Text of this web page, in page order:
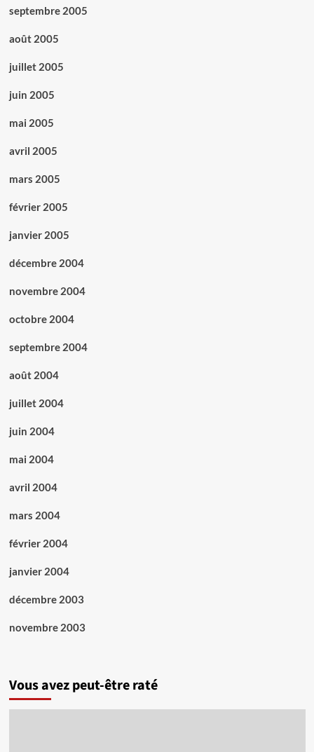
septembre 2005
août 2005
juillet 2005
juin 2005
mai 2005
avril 2005
mars 2005
février 2005
janvier 2005
décembre 2004
novembre 2004
octobre 2004
septembre 2004
août 2004
juillet 2004
juin 2004
mai 2004
avril 2004
mars 2004
février 2004
janvier 2004
décembre 2003
novembre 2003
Vous avez peut-être raté